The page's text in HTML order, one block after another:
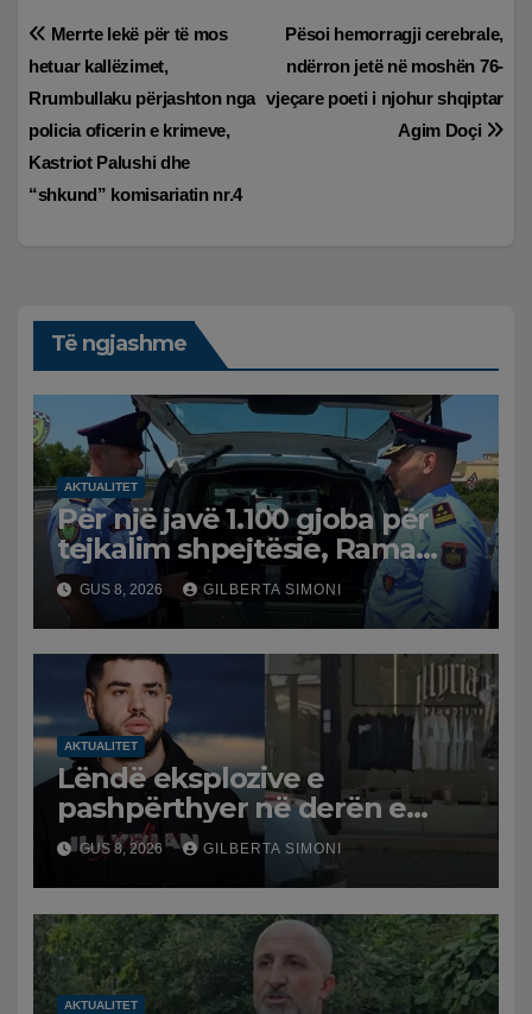
Lëvizje
te
postimet
Pësoi hemorragji cerebrale,
ndërron jetë në moshën 76-
vjeçare poeti i njohur shqiptar
Agim Doçi
Merrte lekë për të mos
hetuar kallëzimet,
Rrumbullaku përjashton nga
policia oficerin e krimeve,
Kastriot Palushi dhe
“shkund” komisariatin nr.4
Të ngjashme
AKTUALITET
Për një javë 1.100 gjoba për
tejkalim shpejtësie, Rama
publikon videon: Kamerat e
trafikut së shpejti në
funksion
GUS 8, 2026 GILBERTA SIMONI
AKTUALITET
Lëndë eksplozive e
pashpërthyer në derën e
dyqanit të Noizyt në Durrës,
policia nis hetimet për
ngjarjen
GUS 8, 2026 GILBERTA SIMONI
AKTUALITET